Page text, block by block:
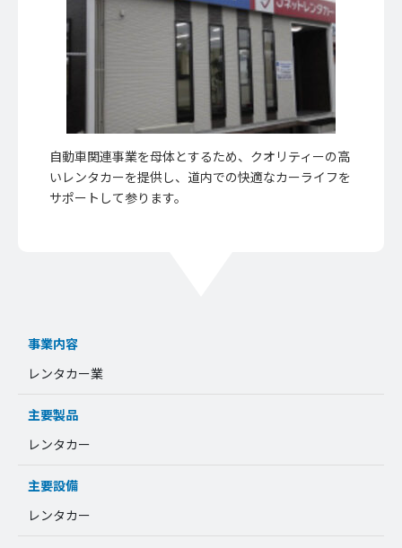
自動車関連事業を母体とするため、クオリティーの高
いレンタカーを提供し、道内での快適なカーライフを
サポートして参ります。
事業内容
レンタカー業
主要製品
レンタカー
主要設備
レンタカー